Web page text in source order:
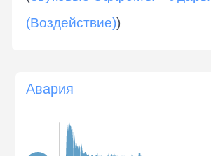
(Воздействие))
Авария